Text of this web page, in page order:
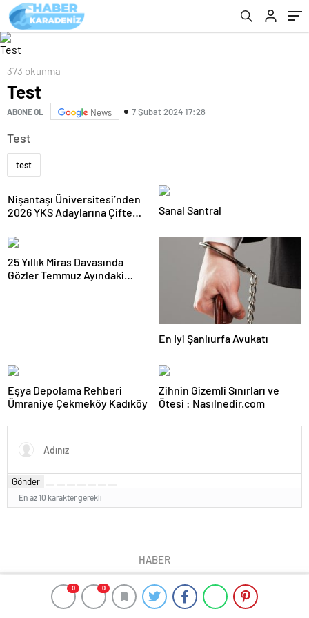
373 okunma
Test
ABONE OL News 7 Şubat 2024 17:28
0 0
Test
test
Nişantaşı Üniversitesi’nden
2026 YKS Adaylarına Çifte
Kesintisiz Burs
Sanal Santral
25 Yıllık Miras Davasında
Gözler Temmuz Ayındaki
En Iyi Şanlıurfa Avukatı
Eşya Depolama Rehberi
Ümraniye Çekmeköy Kadıköy
Zihnin Gizemli Sınırları ve
Ötesi : Nasılnedir.com
Gönder
En az 10 karakter gerekli
HABER